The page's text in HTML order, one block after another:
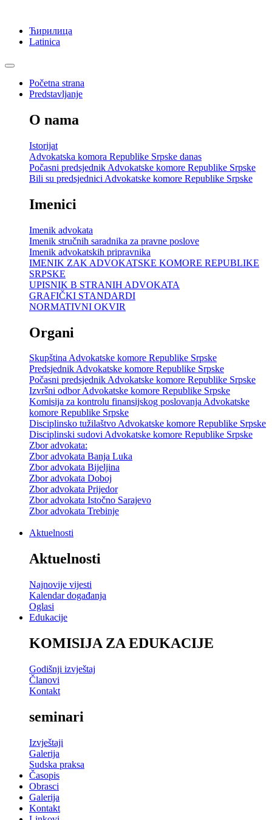
Ћирилица
Latinica
Početna strana
Predstavljanje
O nama
Istorijat
Advokatska komora Republike Srpske danas
Počasni predsjednik Advokatske komore Republike Srpske
Bili su predsjednici Advokatske komore Republike Srpske
Imenici
Imenik advokata
Imenik stručnih saradnika za pravne poslove
Imenik advokatskih pripravnika
IMENIK ZAK ADVOKATSKE KOMORE REPUBLIKE
SRPSKE
UPISNIK B STRANIH ADVOKATA
GRAFIČKI STANDARDI
NORMATIVNI OKVIR
Organi
Skupština Advokatske komore Republike Srpske
Predsjednik Advokatske komore Republike Srpske
Počasni predsjednik Advokatske komore Republike Srpske
Izvršni odbor Advokatske komore Republike Srpske
Komisija za kontrolu finansijskog poslovanja Advokatske
komore Republike Srpske
Disciplinsko tužilaštvo Advokatske komore Republike Srpske
Disciplinski sudovi Advokatske komore Republike Srpske
Zbor advokata:
Zbor advokata Banja Luka
Zbor advokata Bijeljina
Zbor advokata Doboj
Zbor advokata Prijedor
Zbor advokata Istočno Sarajevo
Zbor advokata Trebinje
Aktuelnosti
Aktuelnosti
Najnovije vijesti
Kalendar događanja
Oglasi
Edukacije
KOMISIJA ZA EDUKACIJE
Godišnji izvještaj
Članovi
Kontakt
seminari
Izvještaji
Galerija
Sudska praksa
Časopis
Obrasci
Galerija
Kontakt